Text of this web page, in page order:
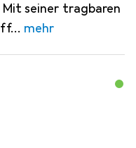
seiner tragbaren
mehr